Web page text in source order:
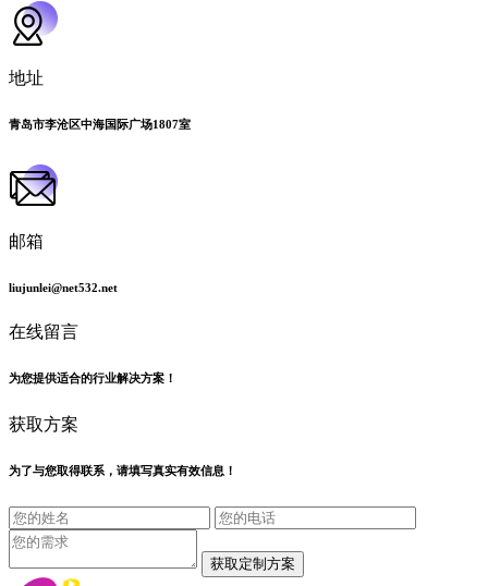
地址
青岛市李沧区中海国际广场1807室
邮箱
liujunlei@net532.net
在线留言
为您提供适合的行业解决方案！
获取方案
为了与您取得联系，请填写真实有效信息！